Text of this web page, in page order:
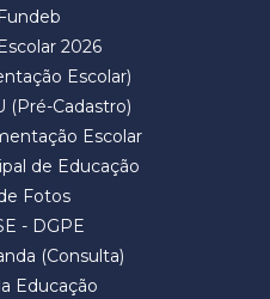
2026
Escolar)
(Pré-Cadastro)
Escolar
de Educação
Fotos
- DGPE
(Consulta)
Educação